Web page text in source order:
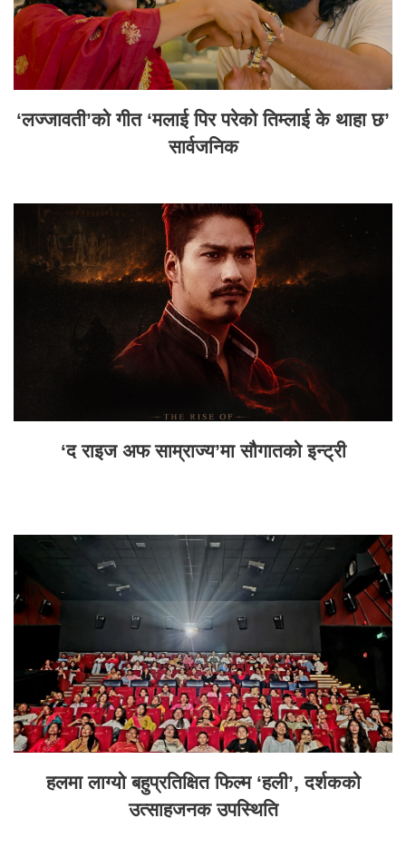
‘लज्जावती’को गीत ‘मलाई पिर परेको तिम्लाई के थाहा छ’
सार्वजनिक
‘द राइज अफ साम्राज्य’मा सौगातको इन्ट्री
हलमा लाग्यो बहुप्रतिक्षित फिल्म ‘हली’, दर्शकको
उत्साहजनक उपस्थिति